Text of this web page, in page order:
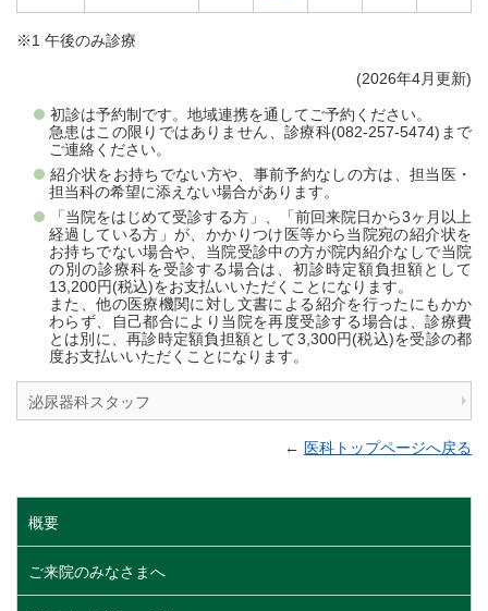
※1 午後のみ診療
(2026年4月更新)
初診は予約制です。地域連携を通してご予約ください。
急患はこの限りではありません、診療科(082-257-5474)まで
ご連絡ください。
紹介状をお持ちでない方や、事前予約なしの方は、担当医・
担当科の希望に添えない場合があります。
「当院をはじめて受診する方」、「前回来院日から3ヶ月以上
経過している方」が、かかりつけ医等から当院宛の紹介状を
お持ちでない場合や、当院受診中の方が院内紹介なしで当院
の別の診療科を受診する場合は、初診時定額負担額として
13,200円(税込)をお支払いいただくことになります。
また、他の医療機関に対し文書による紹介を行ったにもかか
わらず、自己都合により当院を再度受診する場合は、診療費
とは別に、再診時定額負担額として3,300円(税込)を受診の都
度お支払いいただくことになります。
泌尿器科スタッフ
← 医科トップページへ戻る
概要
ご来院のみなさまへ